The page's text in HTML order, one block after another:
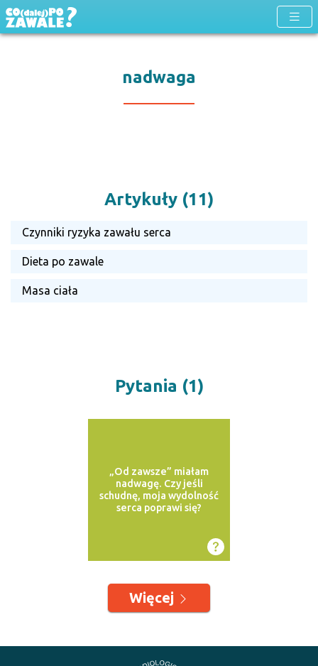
nadwaga
Artykuły (11)
Czynniki ryzyka zawału serca
Dieta po zawale
Masa ciała
Pytania (1)
„Od zawsze” miałam
nadwagę. Czy jeśli
schudnę, moja wydolność
serca poprawi się?
Więcej